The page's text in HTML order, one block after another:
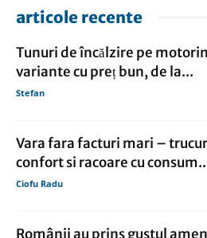
articole recente
Tunuri de încălzire pe
variante cu preț bun, de la...
Stefan
Vara fara facturi mari –
confort si racoare cu
Ciofu Radu
Românii au prins gustul